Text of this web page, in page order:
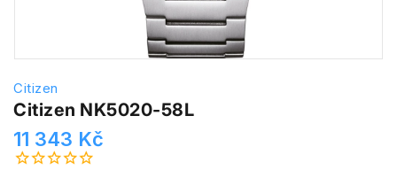
Citizen
Citizen NK5020-58L
11 343 Kč